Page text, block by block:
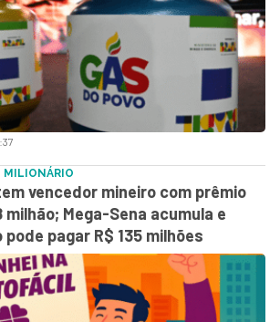
MILIONÁRIO
vencedor mineiro com prêmio
milhão; Mega-Sena acumula e
pagar R$ 135 milhões